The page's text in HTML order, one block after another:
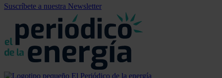
Suscríbete a nuestra Newsletter